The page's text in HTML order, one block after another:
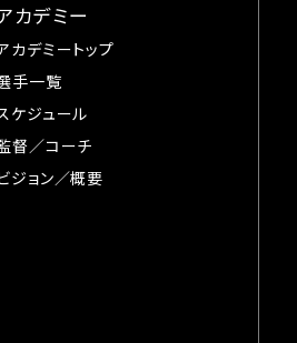
カデミー
カデミートップ
手一覧
ケジュール
督／コーチ
ジョン／概要